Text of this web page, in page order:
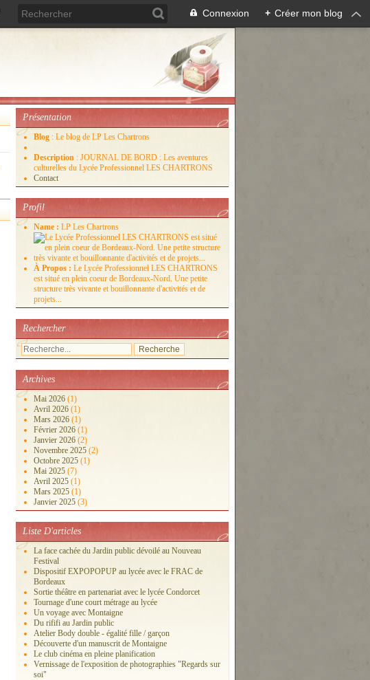
Connexion + Créer mon blog
Présentation
Blog : Le blog de LP Les Chartrons
Description : JOURNAL DE BORD : Les aventures
culturelles du Lycée Professionnel LES CHARTRONS
Contact
Profil
Name : LP Les Chartrons
À Propos : Le Lycée Professionnel LES CHARTRONS
est situé en plein coeur de Bordeaux-Nord. Une petite
structure très vivante et bouillonnante d'activités et de
projets...
Rechercher
Archives
Mai 2026 (1)
Avril 2026 (1)
Mars 2026 (1)
Février 2026 (1)
Janvier 2026 (2)
Novembre 2025 (2)
Octobre 2025 (1)
Mai 2025 (7)
Avril 2025 (1)
Mars 2025 (1)
Janvier 2025 (3)
Liste D'articles
La face cachée du Jardin public dévoilé au Nouveau
Festival
Dispositif EXPOPOPUP au lycée avec le FRAC de
Bordeaux
Sortie théâtre en partenariat avec le lycée Condorcet
Tournage d'une court métrage au lycée
Un voyage avec Montaigne
Du rififi au Jardin public
Atelier Body double - égalité fille / garçon
Découverte d'un manuscrit de Montaigne
Le club cinéma en pleine planification
Vernissage de l'exposition de photographies "Regards sur
soi"